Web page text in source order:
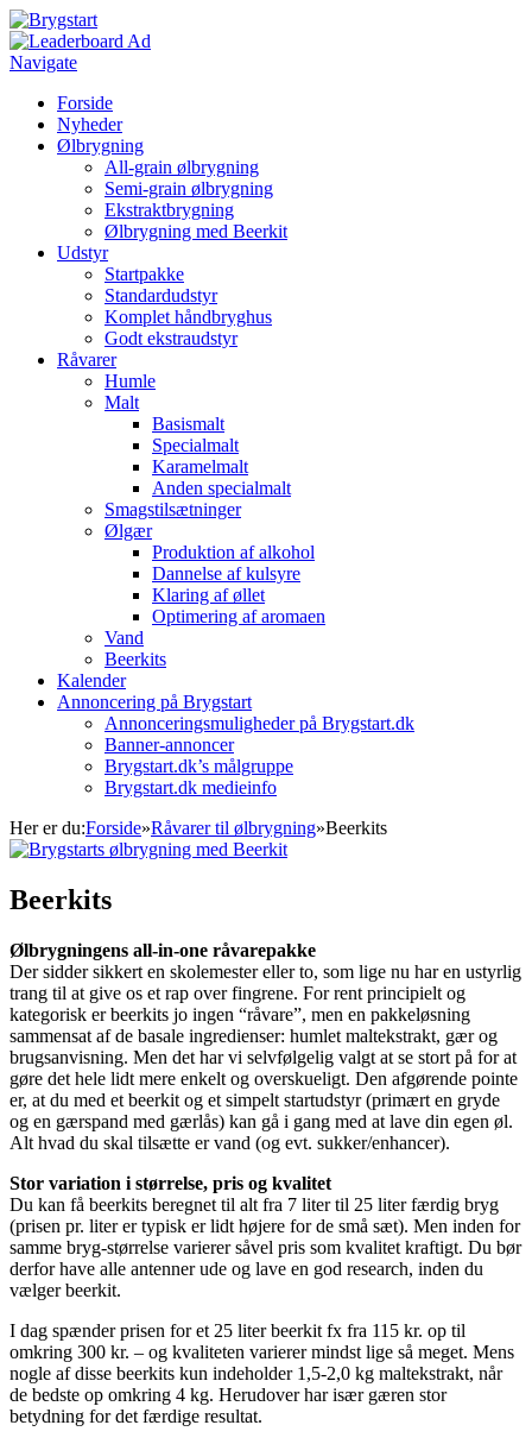
Navigate
Forside
Nyheder
Ølbrygning
All-grain ølbrygning
Semi-grain ølbrygning
Ekstraktbrygning
Ølbrygning med Beerkit
Udstyr
Startpakke
Standardudstyr
Komplet håndbryghus
Godt ekstraudstyr
Råvarer
Humle
Malt
Basismalt
Specialmalt
Karamelmalt
Anden specialmalt
Smagstilsætninger
Ølgær
Produktion af alkohol
Dannelse af kulsyre
Klaring af øllet
Optimering af aromaen
Vand
Beerkits
Kalender
Annoncering på Brygstart
Annonceringsmuligheder på Brygstart.dk
Banner-annoncer
Brygstart.dk’s målgruppe
Brygstart.dk medieinfo
Her er du:Forside»Råvarer til ølbrygning»Beerkits
Beerkits
Ølbrygningens all-in-one råvarepakke
Der sidder sikkert en skolemester eller to, som lige nu har en ustyrlig
trang til at give os et rap over fingrene. For rent principielt og
kategorisk er beerkits jo ingen “råvare”, men en pakkeløsning
sammensat af de basale ingredienser: humlet maltekstrakt, gær og
brugsanvisning. Men det har vi selvfølgelig valgt at se stort på for at
gøre det hele lidt mere enkelt og overskueligt. Den afgørende pointe
er, at du med et beerkit og et simpelt startudstyr (primært en gryde
og en gærspand med gærlås) kan gå i gang med at lave din egen øl.
Alt hvad du skal tilsætte er vand (og evt. sukker/enhancer).
Stor variation i størrelse, pris og kvalitet
Du kan få beerkits beregnet til alt fra 7 liter til 25 liter færdig bryg
(prisen pr. liter er typisk er lidt højere for de små sæt). Men inden for
samme bryg-størrelse varierer såvel pris som kvalitet kraftigt. Du bør
derfor have alle antenner ude og lave en god research, inden du
vælger beerkit.
I dag spænder prisen for et 25 liter beerkit fx fra 115 kr. op til
omkring 300 kr. – og kvaliteten varierer mindst lige så meget. Mens
nogle af disse beerkits kun indeholder 1,5-2,0 kg maltekstrakt, når
de bedste op omkring 4 kg. Herudover har især gæren stor
betydning for det færdige resultat.